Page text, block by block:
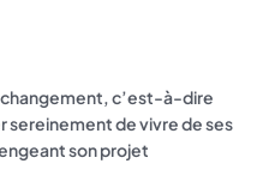
changement, c’est-à-dire
sereinement de vivre de ses
son projet